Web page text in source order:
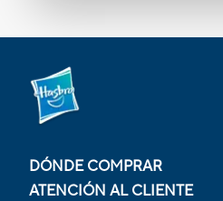
DÓNDE COMPRAR
ATENCIÓN AL CLIENTE